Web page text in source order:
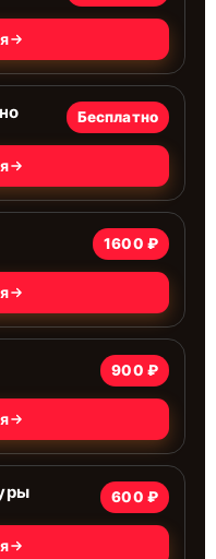
Бесплатно
1600 ₽
900 ₽
600 ₽